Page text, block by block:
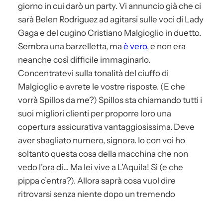
giorno in cui darò un party. Vi annuncio già che ci
sarà Belen Rodriguez ad agitarsi sulle voci di Lady
Gaga e del cugino Cristiano Malgioglio in duetto.
Sembra una barzelletta, ma è vero, e non era
neanche così difficile immaginarlo.
Concentratevi sulla tonalità del ciuffo di
Malgioglio e avrete le vostre risposte. (E che
vorrà Spillos da me?) Spillos sta chiamando tutti i
suoi migliori clienti per proporre loro una
copertura assicurativa vantaggiosissima. Deve
aver sbagliato numero, signora. Io con voi ho
soltanto questa cosa della macchina che non
vedo l’ora di… Ma lei vive a L’Aquila! Sì (e che
pippa c’entra?). Allora saprà cosa vuol dire
ritrovarsi senza niente dopo un tremendo